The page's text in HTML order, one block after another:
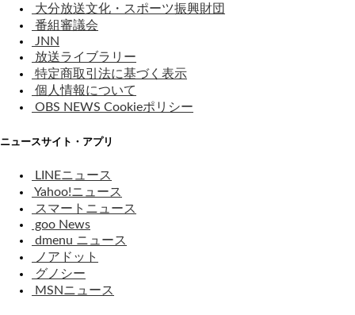
大分放送文化・スポーツ振興財団
番組審議会
JNN
放送ライブラリー
特定商取引法に基づく表示
個人情報について
OBS NEWS Cookieポリシー
ニュースサイト・アプリ
LINEニュース
Yahoo!ニュース
スマートニュース
goo News
dmenu ニュース
ノアドット
グノシー
MSNニュース